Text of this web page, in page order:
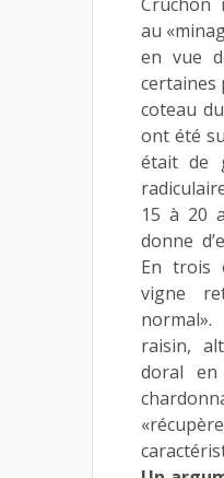
au
en vue
certaines
coteau
ont été
était de
15 à 20
donne
En trois
vigne
raisin,
doral